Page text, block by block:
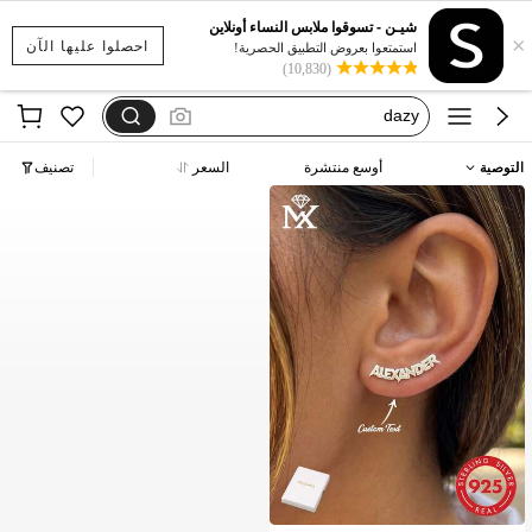
احصلوا عليها الآن ×
شيـن - تسوقوا ملابس النساء أونلاين
استمتعوا بعروض التطبيق الحصرية!
(10,830)
motf
فستان يخفي الكرش
dazy
بيجامات شتوية مقاس كبير
motf
التوصية أوسع منتشرة السعر تصنيف